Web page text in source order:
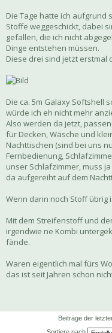
Die Tage hatte ich aufgrund
Stoffe weggeschickt, dabei
gefallen, die ich nicht
Dinge entstehen müssen.
Diese drei sind jetzt erstmal
Die ca. 5m Galaxy Softshell
würde ich eh nicht mehr
Also werden da jetzt,
für Decken, Wäsche und
Nachttischen (sind bei uns
Fernbedienung,
unser Schlafzimmer, muss
da aufgereiht auf dem
Wenn dann noch Stoff übrig
Mit dem Streifenstoff und
irgendwie ne Kombi
fände.
Waren eigentlich mal fürs
das ist seit Jahren schon
Beiträge der